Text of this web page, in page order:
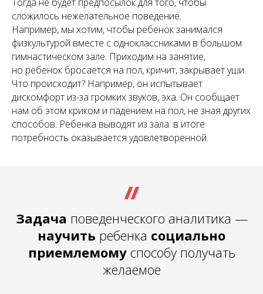
сложилось нежелательное поведение.
Например, мы хотим, чтобы ребенок занимался
физкультурой вместе с одноклассниками в большом
гимнастическом зале. Приходим на занятие,
но ребенок бросается на пол, кричит, закрывает уши.
Что происходит? Например, он испытывает
дискомфорт из-за громких звуков, эха. Он сообщает
нам об этом криком и падением на пол, не зная других
способов. Ребенка выводят из зала: в итоге
потребность оказывается удовлетворенной.
Задача поведенческого аналитика —
научить ребенка социально
приемлемому способу получать
желаемое